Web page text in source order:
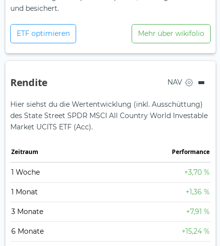
und besichert.
ETF optimieren Mehr über wikifolio
Rendite NAV
Hier siehst du die Wertentwicklung (inkl. Ausschüttung)
des State Street SPDR MSCI All Country World Investable
Market UCITS ETF (Acc).
Zeit­raum Perfor­mance
1 Woche +3,70 %
1 Monat +1,36 %
3 Monate +7,91 %
6 Monate +15,24 %